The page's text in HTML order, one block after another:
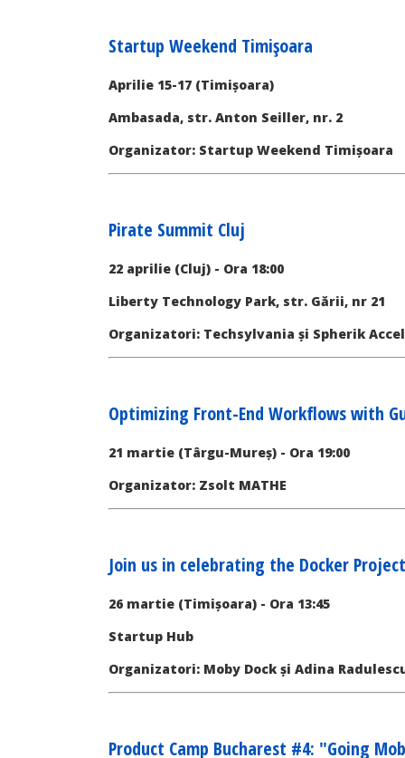
Startup Weekend Timișoara
Aprilie 15-17 (Timișoara)
Ambasada, str. Anton Seiller, nr. 2
Organizator: Startup Weekend Timișoara
Pirate Summit Cluj
22 aprilie (Cluj) - Ora 18:00
Liberty Technology Park, str. Gării, nr 21
Organizatori: Techsylvania și Spherik
Optimizing Front-End Workflows with
21 martie (Târgu-Mureș) - Ora 19:00
Organizator: Zsolt MATHE
Join us in celebrating the Docker
26 martie (Timișoara) - Ora 13:45
Startup Hub
Organizatori: Moby Dock și Adina
Product Camp Bucharest #4: "Going